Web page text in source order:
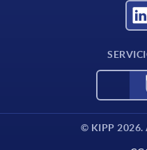
© KIPP 2026.